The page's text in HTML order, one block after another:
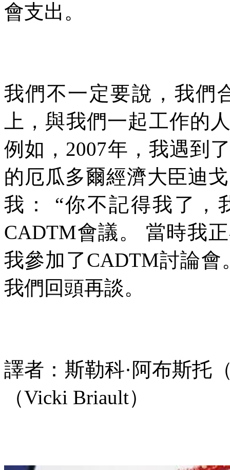
會支出。
我們不一定要說，我們
上，與我們一起工作的
例如， 2007年，我遇到
的厄瓜多爾經濟大臣迪
我：
“你不記得我了，
CADTM會議。
當時我
我參加了CADTM討論會
我們回頭再談。
譯者：斯勒科·阿布斯托
（Vicki Briault）